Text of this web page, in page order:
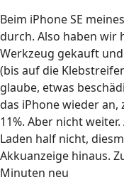
Beim iPhone SE
durch. Also haben wir
Werkzeug gekauft
(bis auf die
glaube, etwas
das iPhone wieder an,
11%. Aber nicht
Laden half nicht,
Akkuanzeige hinaus.
Minuten neu